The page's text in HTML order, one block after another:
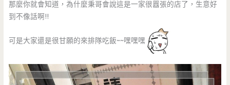
那麼你就會知道，為什麼秉哥會說這是一家很囂張的店了，生意好
到不像話啊!!
可是大家還是很甘願的來排隊吃飯~~嘿嘿嘿